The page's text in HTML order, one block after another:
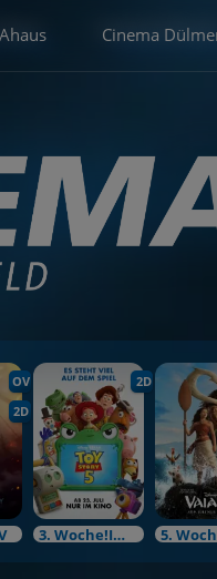
Cinema
OV
2D
2D
3. Woche!Im Bundesstart